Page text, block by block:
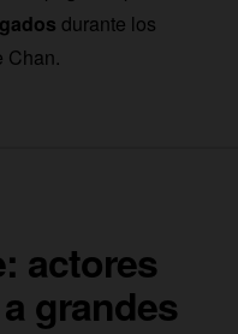
durante los
Chan.
actores
grandes